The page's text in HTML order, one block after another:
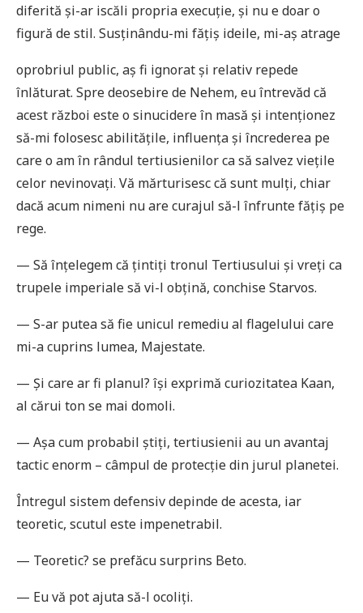
diferită și-ar iscăli propria execuţie, și nu e doar o
figură de stil. Susţinându-mi făţiș ideile, mi-aș atrage
oprobriul public, aș fi ignorat și relativ repede
înlăturat. Spre deosebire de Nehem, eu întrevăd că
acest război este o sinucidere în masă și intenţionez
să-mi folosesc abilităţile, influenţa și încrederea pe
care o am în rândul tertiusienilor ca să salvez vieţile
celor nevinovaţi. Vă mărturisesc că sunt mulţi, chiar
dacă acum nimeni nu are curajul să-l înfrunte făţiș pe
rege.
— Să înţelegem că ţintiţi tronul Tertiusului și vreţi ca
trupele imperiale să vi-l obţină, conchise Starvos.
— S-ar putea să fie unicul remediu al flagelului care
mi-a cuprins lumea, Majestate.
— Și care ar fi planul? își exprimă curiozitatea Kaan,
al cărui ton se mai domoli.
— Așa cum probabil știţi, tertiusienii au un avantaj
tactic enorm – câmpul de protecţie din jurul planetei.
Întregul sistem defensiv depinde de acesta, iar
teoretic, scutul este impenetrabil.
— Teoretic? se prefăcu surprins Beto.
— Eu vă pot ajuta să-l ocoliţi.